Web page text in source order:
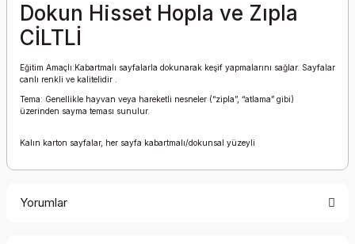
Dokun Hisset Hopla ve Zıpla
CİLTLİ
Eğitim Amaçlı:Kabartmalı sayfalarla dokunarak keşif yapmalarını sağlar. Sayfalar
canlı renkli ve kalitelidir .
Tema: Genellikle hayvan veya hareketli nesneler (“zipla”, “atlama” gibi)
üzerinden sayma teması sunulur.
Kalın karton sayfalar, her sayfa kabartmalı/dokunsal yüzeyli
Yorumlar